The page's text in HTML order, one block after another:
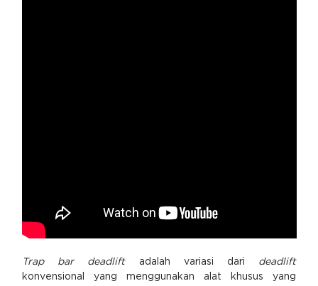
Trap bar deadlift adalah variasi dari deadlift
konvensional yang menggunakan alat khusus yang